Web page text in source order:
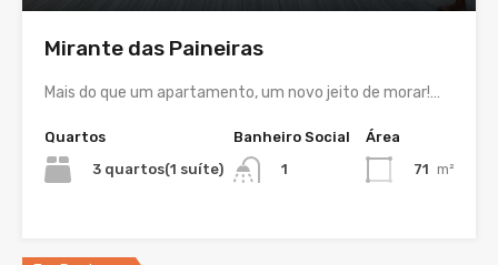
Mirante das Paineiras
Mais do que um apartamento, um novo jeito de morar!…
Quartos
3 quartos(1 suíte)
Banheiro Social
1
Área
71 m²